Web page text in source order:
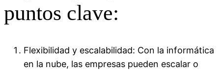
puntos clave:
Flexibilidad y escalabilidad: Con la informática
en la nube, las empresas pueden escalar o